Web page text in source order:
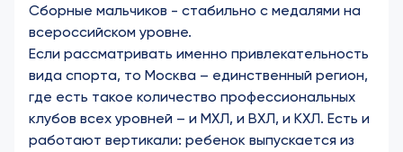
Сборные мальчиков - стабильно с медалями на
всероссийском уровне.
Если рассматривать именно привлекательность
вида спорта, то Москва – единственный регион,
где есть такое количество профессиональных
клубов всех уровней – и МХЛ, и ВХЛ, и КХЛ. Есть и
работают вертикали: ребенок выпускается из